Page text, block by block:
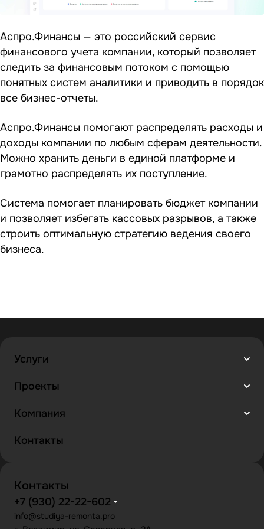
Аспро.Финансы — это российский сервис
финансового учета компании, который позволяет
следить за финансовым потоком с помощью
понятных систем аналитики и приводить в порядок
все бизнес-отчеты.
Аспро.Финансы помогают распределять расходы и
доходы компании по любым сферам деятельности.
Можно хранить деньги в единой платформе и
грамотно распределять их поступление.
Система помогает планировать бюджет компании
и позволяет избегать кассовых разрывов, а также
строить оптимальную стратегию ведения своего
бизнеса.
Услуги
Проекты
Компания
Контакты
Контакты
+7 (930) 22-22-602
info@studiya-remonta.pro